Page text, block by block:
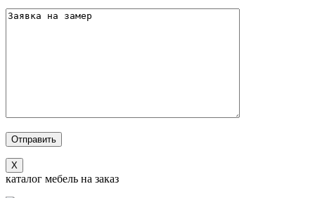
X
каталог мебель на заказ